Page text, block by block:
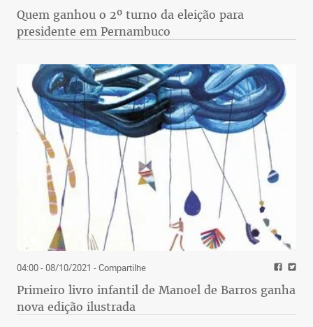
Quem ganhou o 2º turno da eleição para
presidente em Pernambuco
04:00 - 08/10/2021 - Compartilhe
Primeiro livro infantil de Manoel de Barros ganha
nova edição ilustrada